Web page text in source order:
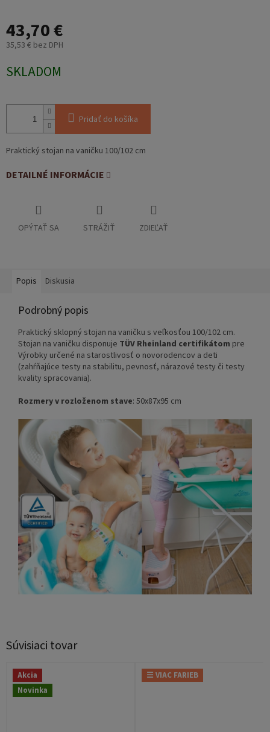
43,70 €
35,53 € bez DPH
cena:
SKLADOM
Pridať do košíka
Praktický stojan na vaničku 100/102 cm
DETAILNÉ INFORMÁCIE
OPÝTAŤ SA STRÁŽIŤ ZDIEĽAŤ
Súvisiaci tovar
Akcia
Novinka
☰ VIAC FARIEB
Popis Diskusia
Podrobný popis
Praktický sklopný stojan na vaničku s veľkosťou 100/102 cm.
Stojan na vaničku disponuje TÜV Rheinland certifikátom pre
Výrobky určené na starostlivosť o novorodencov a deti
(zahŕňajúce testy na stabilitu, pevnosť, nárazové testy či testy
kvality spracovania).
Rozmery v rozloženom stave: 50x87x95 cm